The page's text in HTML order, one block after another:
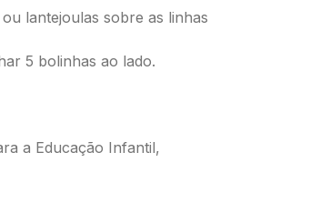
lantejoulas sobre as linhas
5 bolinhas ao lado.
a Educação Infantil,